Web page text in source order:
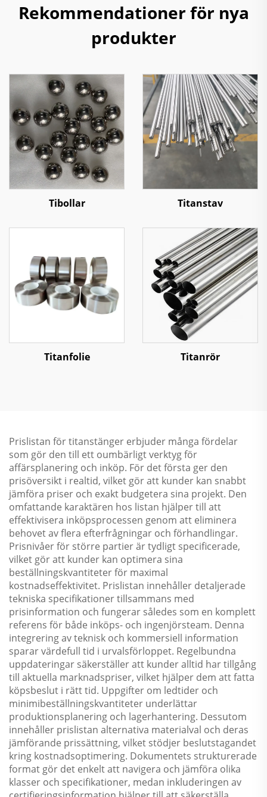
Rekommendationer för nya
produkter
Tibollar Titanstav
Titanfolie Titanrör
Prislistan för titanstänger erbjuder många fördelar
som gör den till ett oumbärligt verktyg för
affärsplanering och inköp. För det första ger den
prisöversikt i realtid, vilket gör att kunder kan snabbt
jämföra priser och exakt budgetera sina projekt. Den
omfattande karaktären hos listan hjälper till att
effektivisera inköpsprocessen genom att eliminera
behovet av flera efterfrågningar och förhandlingar.
Prisnivåer för större partier är tydligt specificerade,
vilket gör att kunder kan optimera sina
beställningskvantiteter för maximal
kostnadseffektivitet. Prislistan innehåller detaljerade
tekniska specifikationer tillsammans med
prisinformation och fungerar således som en komplett
referens för både inköps- och ingenjörsteam. Denna
integrering av teknisk och kommersiell information
sparar värdefull tid i urvalsförloppet. Regelbundna
uppdateringar säkerställer att kunder alltid har tillgång
till aktuella marknadspriser, vilket hjälper dem att fatta
köpsbeslut i rätt tid. Uppgifter om ledtider och
minimibeställningskvantiteter underlättar
produktionsplanering och lagerhantering. Dessutom
innehåller prislistan alternativa materialval och deras
jämförande prissättning, vilket stödjer beslutstagandet
kring kostnadsoptimering. Dokumentets strukturerade
format gör det enkelt att navigera och jämföra olika
klasser och specifikationer, medan inkluderingen av